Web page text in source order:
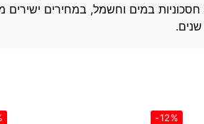
במים וחשמל, במחירים
-12%